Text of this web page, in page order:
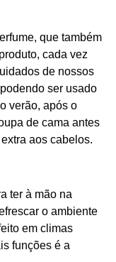
que também
cada vez
de nossos
ser usado
verão, após o
de cama antes
aos cabelos.
ter à mão na
o ambiente
em climas
funções é a